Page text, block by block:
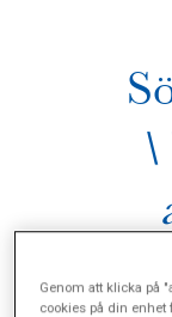
Genom att klicka på
cookies på din enhet